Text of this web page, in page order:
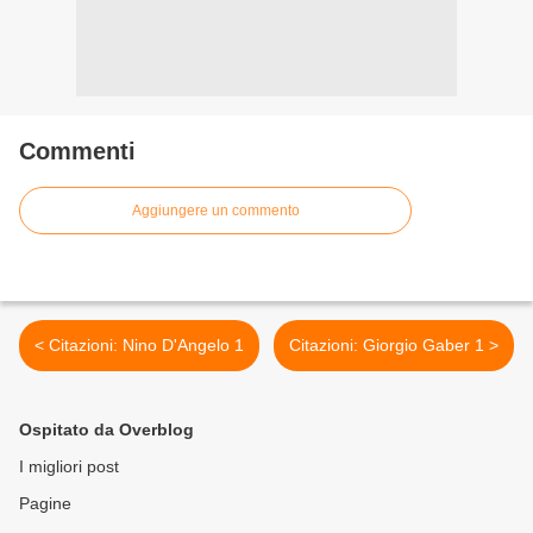
Commenti
Aggiungere un commento
< Citazioni: Nino D'Angelo 1 Citazioni: Giorgio Gaber 1 >
Ospitato da Overblog
I migliori post
Pagine